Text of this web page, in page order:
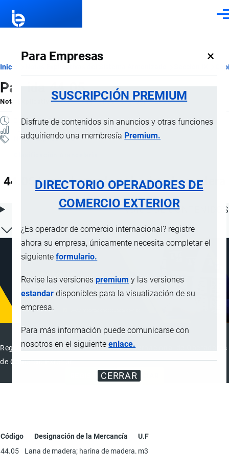
Para Empresas ×
SUSCRIPCIÓN PREMIUM
Disfrute de contenidos sin anuncios y otras funciones
adquiriendo una membresía Premium.
DIRECTORIO OPERADORES DE
COMERCIO EXTERIOR
¿Es operador de comercio internacional? registre
ahora su empresa, únicamente necesita completar el
siguienteformulario.
Revise las versionespremium y las versiones
estandar disponibles para la visualización de su
empresa.
Para más información puede comunicarse con
nosotros en el siguienteenlace.
CERRAR
Ruta
de
navegación
Inicio
Partida 44.05
Nota ExplicativaporImportaciones …, 19 Julio, 2024
2 MINUTOS
Notas Explicativas
44.05 Lana de madera; harina de madera
ÍNDICE DE CONTENIDOS
DIRECTORIO INTERNACIONAL
Registre su Empresa en el Directorio Internacional de Operadores
de Comercio Exterior
REGISTRAR
ANUNCIAR
Código Designación de la Mercancía
U.F
44.05
Lana de madera; harina de madera. m3